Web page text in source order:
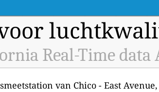
Real-Time data
van Chico - East